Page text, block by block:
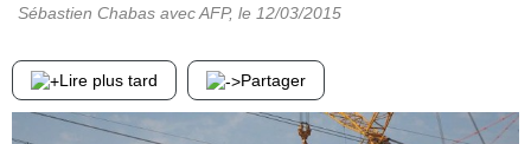
Sébastien Chabas avec AFP, le 12/03/2015
Lire plus tard Partager